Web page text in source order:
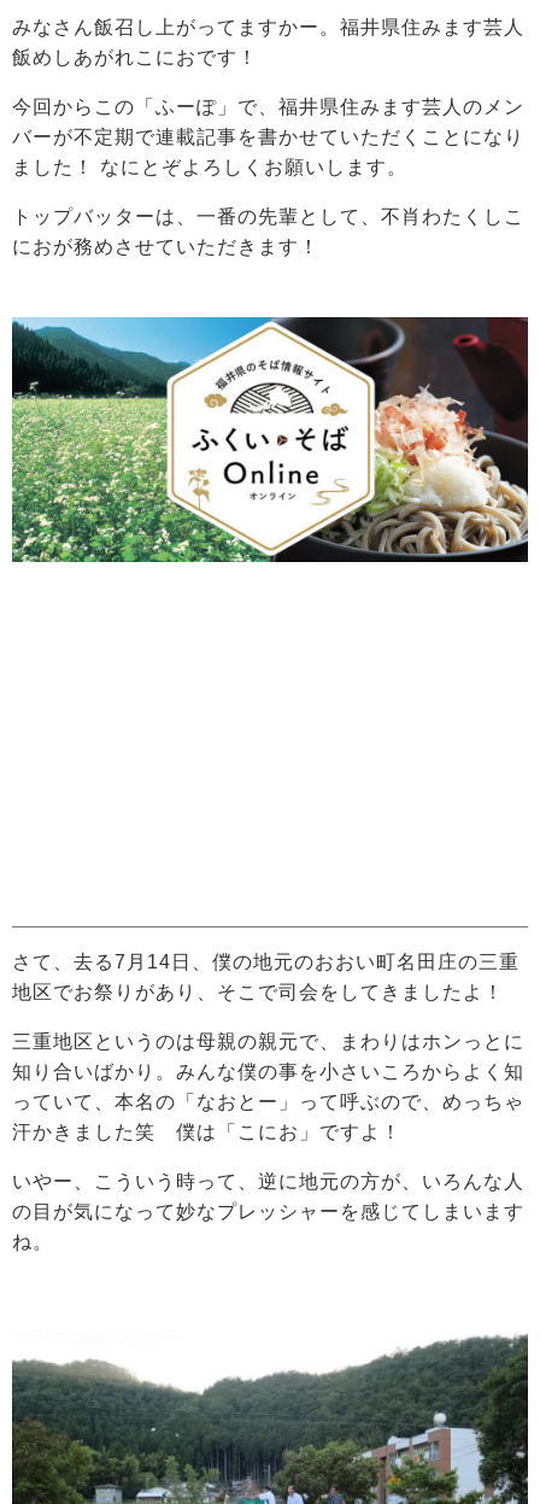
みなさん飯召し上がってますかー。福井県住みます芸人
飯めしあがれこにおです！
今回からこの「ふーぽ」で、福井県住みます芸人のメン
バーが不定期で連載記事を書かせていただくことになり
ました！ なにとぞよろしくお願いします。
トップバッターは、一番の先輩として、不肖わたくしこ
におが務めさせていただきます！
さて、去る7月14日、僕の地元のおおい町名田庄の三重
地区でお祭りがあり、そこで司会をしてきましたよ！
三重地区というのは母親の親元で、まわりはホンっとに
知り合いばかり。みんな僕の事を小さいころからよく知
っていて、本名の「なおとー」って呼ぶので、めっちゃ
汗かきました笑 僕は「こにお」ですよ！
いやー、こういう時って、逆に地元の方が、いろんな人
の目が気になって妙なプレッシャーを感じてしまいます
ね。